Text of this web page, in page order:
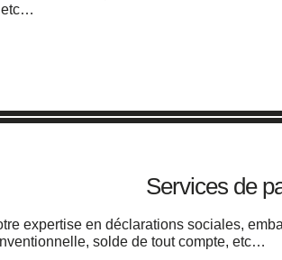
etc…
Services de
expertise en déclarations sociales,
solde de tout compte, etc…